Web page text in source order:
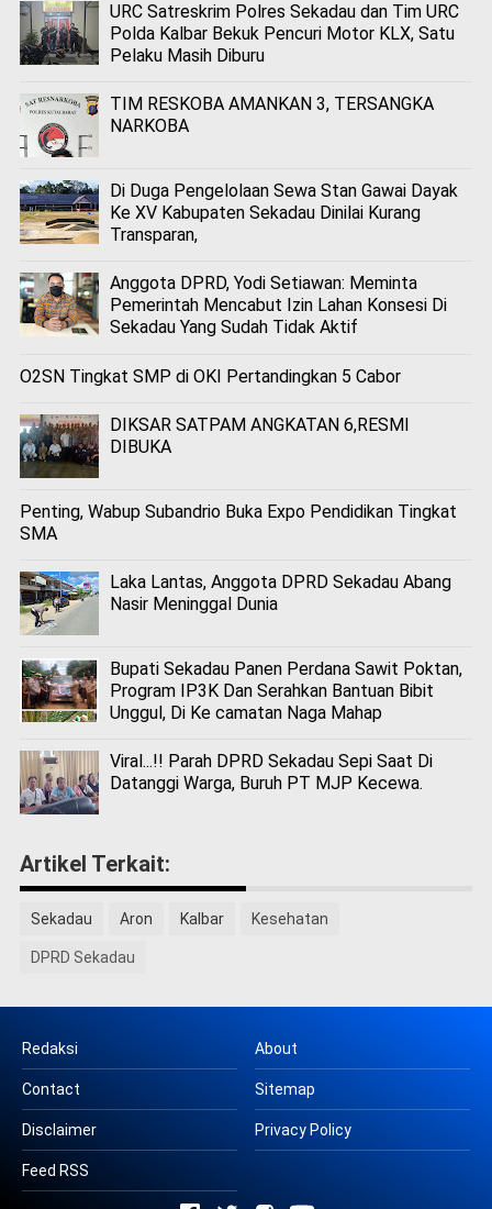
URC Satreskrim Polres Sekadau dan Tim URC
Polda Kalbar Bekuk Pencuri Motor KLX, Satu
Pelaku Masih Diburu
TIM RESKOBA AMANKAN 3, TERSANGKA
NARKOBA
Di Duga Pengelolaan Sewa Stan Gawai Dayak
Ke XV Kabupaten Sekadau Dinilai Kurang
Transparan,
Anggota DPRD, Yodi Setiawan: Meminta
Pemerintah Mencabut Izin Lahan Konsesi Di
Sekadau Yang Sudah Tidak Aktif
O2SN Tingkat SMP di OKI Pertandingkan 5 Cabor
DIKSAR SATPAM ANGKATAN 6,RESMI
DIBUKA
Penting, Wabup Subandrio Buka Expo Pendidikan Tingkat
SMA
Laka Lantas, Anggota DPRD Sekadau Abang
Nasir Meninggal Dunia
Bupati Sekadau Panen Perdana Sawit Poktan,
Program IP3K Dan Serahkan Bantuan Bibit
Unggul, Di Ke camatan Naga Mahap
Viral...!! Parah DPRD Sekadau Sepi Saat Di
Datanggi Warga, Buruh PT MJP Kecewa.
Artikel Terkait:
Sekadau Aron Kalbar Kesehatan
DPRD Sekadau
Redaksi About
Contact Sitemap
Disclaimer Privacy Policy
Feed RSS